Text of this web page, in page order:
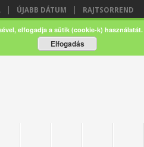
ÚJABB DÁTUM RAJTSORREND
elfogadja a sütik (cookie-k) használatát.
Elfogadás